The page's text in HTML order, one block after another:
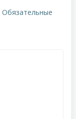
Обязательные